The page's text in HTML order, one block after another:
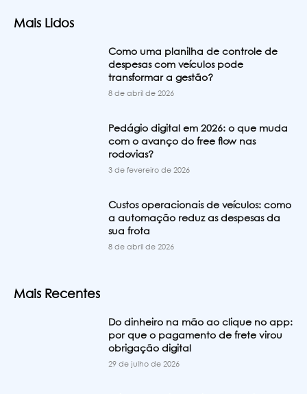
Mais Lidos
Como uma planilha de controle de
despesas com veículos pode
transformar a gestão?
8 de abril de 2026
Pedágio digital em 2026: o que muda
com o avanço do free flow nas
rodovias?
3 de fevereiro de 2026
Custos operacionais de veículos: como
a automação reduz as despesas da
sua frota
8 de abril de 2026
Mais Recentes
Do dinheiro na mão ao clique no app:
por que o pagamento de frete virou
obrigação digital
29 de julho de 2026